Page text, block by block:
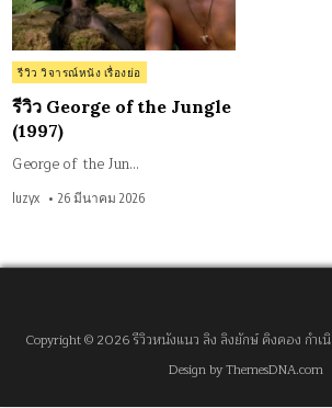
Posted
in
รีวิว วิจารณ์หนัง เรื่องย่อ
รีวิว George of the Jungle
(1997)
George of the Jun…
luzyx 26 มีนาคม 2026
Copyright © 2026 รีวิวหนังแนว ลิง ลิงยักษ์ คิงคอง กำเ
Design by ThemesDNA.com